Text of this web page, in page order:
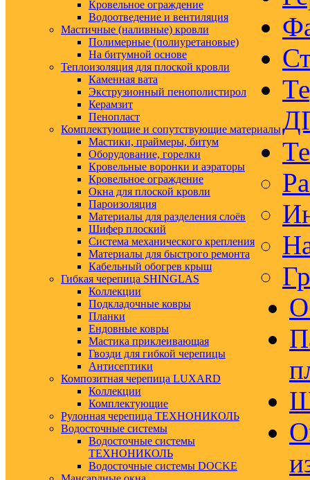
Кровельное ограждение
Водоотведение и вентиляция
Мастичные (наливные) кровли
Полимерные (полиуретановые)
На битумной основе
Теплоизоляция для плоской кровли
Каменная вата
Экструзионный пенополистирол
Керамзит
Пенопласт
Комплектующие и сопутствующие материалы
Мастики, праймеры, битум
Оборудование, горелки
Кровельные воронки и аэраторы
Кровельное ограждение
Окна для плоской кровли
Пароизоляция
Материалы для разделения слоёв
Шифер плоский
Система механического крепления
Материалы для быстрого ремонта
Кабельный обогрев крыш
Гибкая черепица SHINGLAS
Коллекции
Подкладочные ковры
Планки
Ендовные ковры
Мастика приклеивающая
Гвозди для гибкой черепицы
Антисептики
Композитная черепица LUXARD
Коллекции
Комплектующие
Рулонная черепица ТЕХНОНИКОЛЬ
Водосточные системы
Водосточные системы
ТЕХНОНИКОЛЬ
Водосточные системы DOCKE